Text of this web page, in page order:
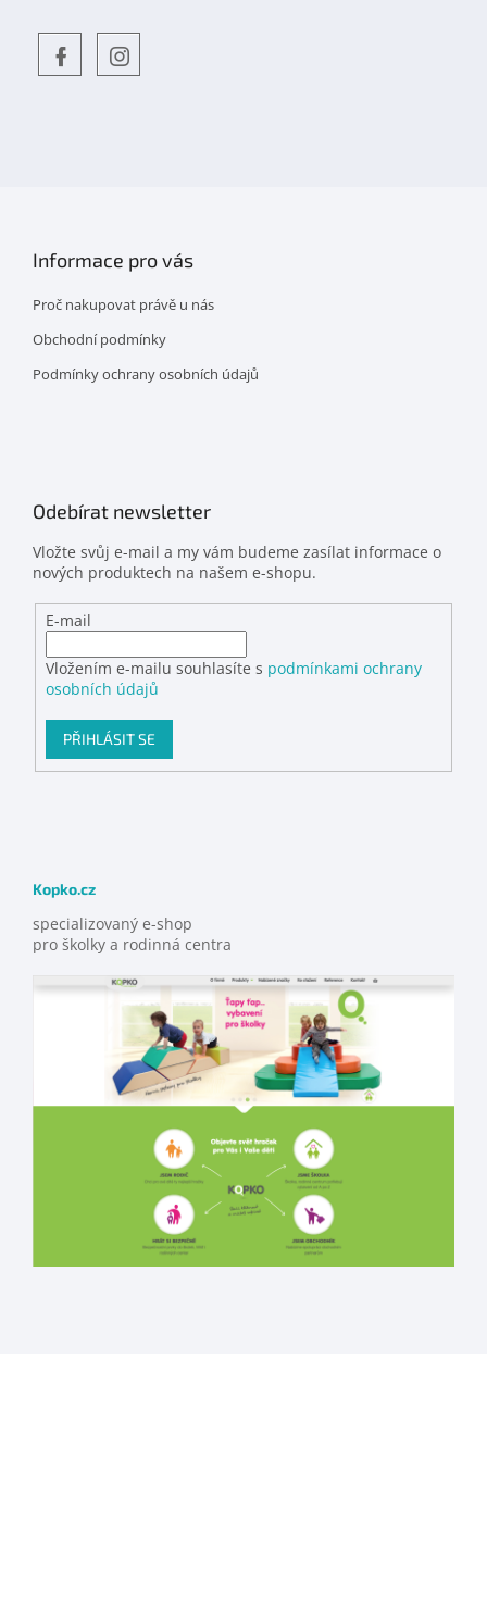
Informace pro vás
Proč nakupovat právě u nás
Obchodní podmínky
Podmínky ochrany osobních údajů
Odebírat newsletter
Vložte svůj e-mail a my vám budeme zasílat informace o
nových produktech na našem e-shopu.
E-mail
Vložením e-mailu souhlasíte s podmínkami ochrany
osobních údajů
PŘIHLÁSIT SE
Kopko.cz
specializovaný e-shop
pro školky a rodinná centra